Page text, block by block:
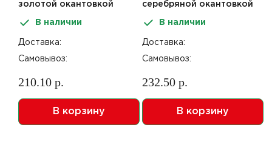
золотой окантовкой
В наличии
Доставка:
Самовывоз:
210.10 р.
В корзину
серебряной окантовкой
В наличии
Доставка:
Самовывоз:
232.50 р.
В корзину